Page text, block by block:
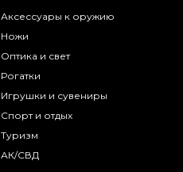
Аксессуары к оружию
Ножи
Оптика и свет
Рогатки
Игрушки и сувениры
Спорт и отдых
Туризм
АК/СВД